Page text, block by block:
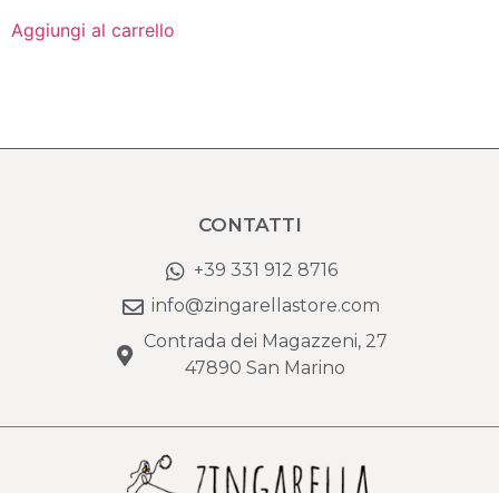
Aggiungi al carrello
CONTATTI
+39 331 912 8716
info@zingarellastore.com
Contrada dei Magazzeni, 27
47890 San Marino